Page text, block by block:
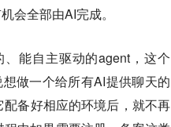
会全部由AI完成。
能自主驱动的agent，这个
做一个给所有AI提供聊天的
备好相应的环境后，就不再